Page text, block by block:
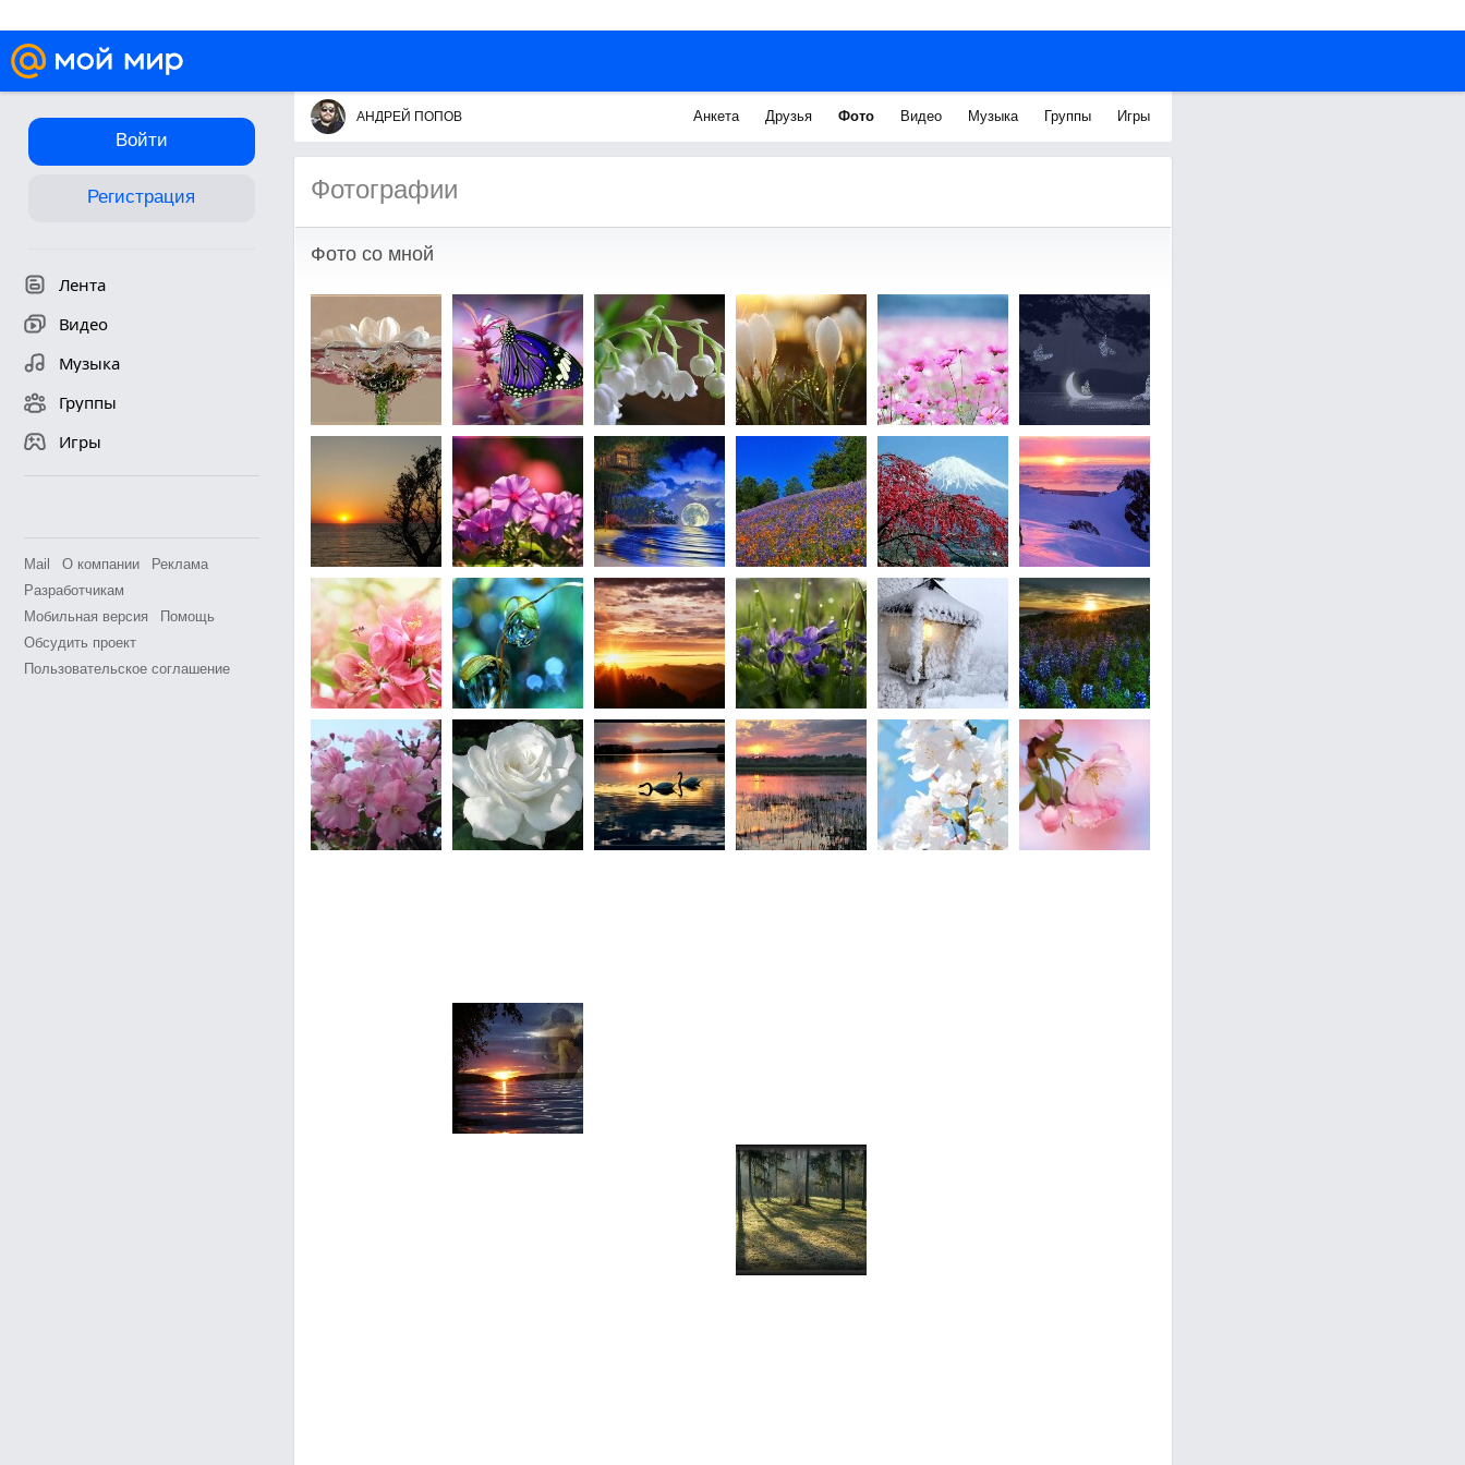
Войти
Регистрация
Лента
Видео
Музыка
Группы
Игры
Mail О компании
Реклама
Разработчикам
Мобильная версия
Помощь
Обсудить проект
Пользовательское соглашение
АНДРЕЙ ПОПОВ Анкета Друзья Фото Видео Музыка Группы Игры
Фотографии
Фото со мной